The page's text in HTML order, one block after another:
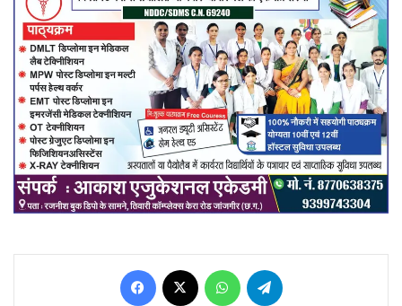
Facebook WhatsApp